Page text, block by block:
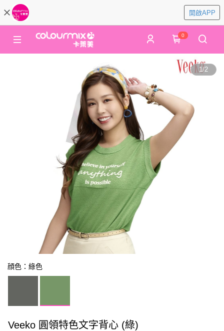
開啟APP
0
1/2
顔色：綠色
Veeko 圓領特色文字背心 (綠)